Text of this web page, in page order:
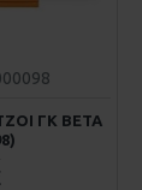
ΓΚ BETA